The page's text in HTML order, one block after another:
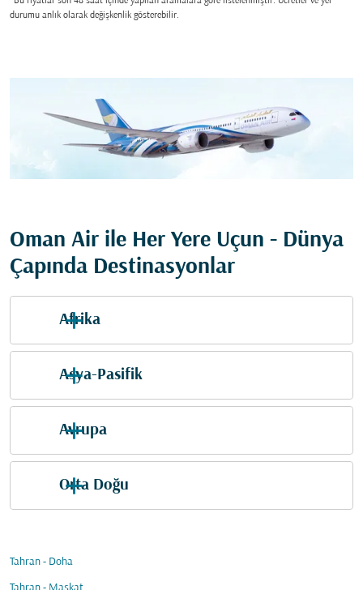
durumu anlık olarak değişkenlik gösterebilir.
Oman Air ile Her Yere Uçun - Dünya
Çapında Destinasyonlar
Afrika
Asya-Pasifik
Avrupa
Orta Doğu
Tahran - Doha